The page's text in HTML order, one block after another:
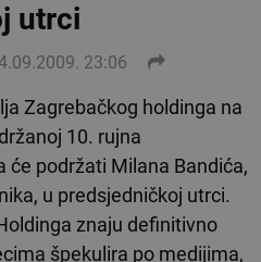
utrci
23:06
Zagrebačkog holdinga na
10. rujna
će podržati Milana Bandića,
u predsjedničkoj utrci.
znaju definitivno
špekulira po medijima,